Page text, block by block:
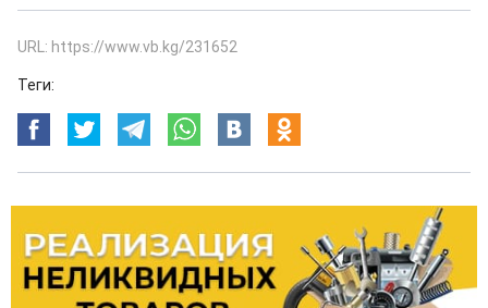
URL: https://www.vb.kg/231652
Теги: